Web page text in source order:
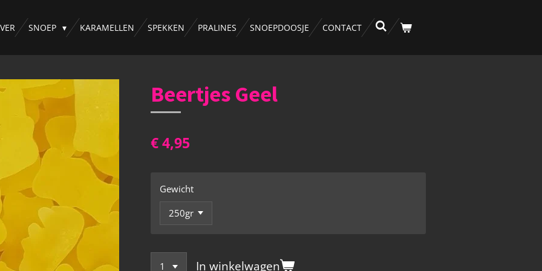
SNOEP KARAMELLEN SPEKKEN PRALINES SNOEPDOOSJE CONTACT
Beertjes Geel
€ 4,95
Gewicht
In winkelwagen